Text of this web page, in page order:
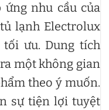
nhu cầu của
lạnh Electrolux
tối ưu. Dung tích
một không gian
theo ý muốn.
sự tiện lợi tuyệt